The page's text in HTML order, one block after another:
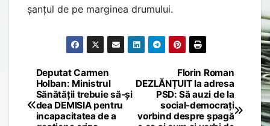
șanțul de pe marginea drumului.
Post
navigation
Florin Roman
DEZLĂNȚUIT la adresa
PSD: Să auzi de la
social-democrați
vorbind despre șpagă
Deputat Carmen
Holban: Ministrul
Sănătății trebuie să-și
dea DEMISIA pentru
incapacitatea de a